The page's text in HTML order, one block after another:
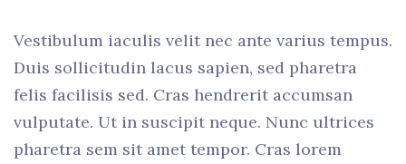
Vestibulum iaculis velit nec ante varius tempus.
Duis sollicitudin lacus sapien, sed pharetra
felis facilisis sed. Cras hendrerit accumsan
vulputate. Ut in suscipit neque. Nunc ultrices
pharetra sem sit amet tempor. Cras lorem